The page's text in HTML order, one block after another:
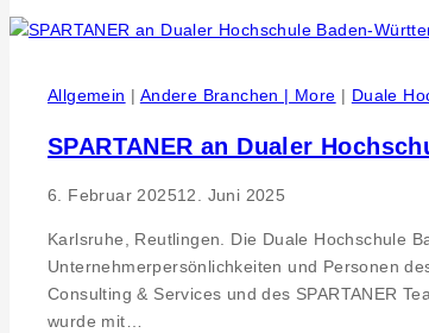
des
Reutlingen
wurde
Allgemein | Andere Branchen | More | Duale
SPARTANER an Dualer
6. Februar 202512. Juni 2025
Karlsruhe, Reutlingen. Die Duale Hochschule
Unternehmerpersönlichkeiten und Personen
Consulting & Services und des SPARTANER
wurde mit…